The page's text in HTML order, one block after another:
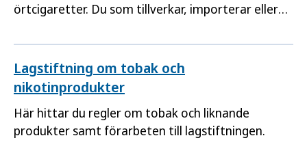
örtcigaretter. Du som tillverkar, importerar eller
uppfyller lagstiftningens krav. Här hittar du även
information om förteckningen över
ingrediensrapporterade örtprodukter för rökning.
Lagstiftning om tobak och
nikotinprodukter
Här hittar du regler om tobak och liknande
produkter samt förarbeten till lagstiftningen.